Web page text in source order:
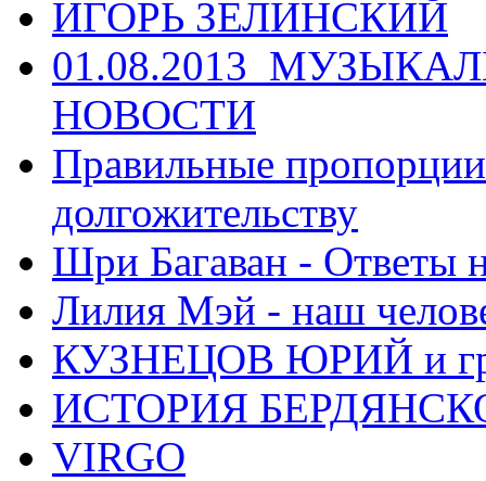
ИГОРЬ ЗЕЛИНСКИЙ
НОВОСТИ
Правильные
долгожительству
Шри Багаван - Ответы
Лилия Мэй - наш
КУЗНЕЦОВ ЮРИЙ и
ИСТОРИЯ
VIRGO